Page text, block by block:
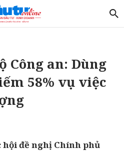
Công an: Dùng
58% vụ việc
hội đề nghị Chính phủ